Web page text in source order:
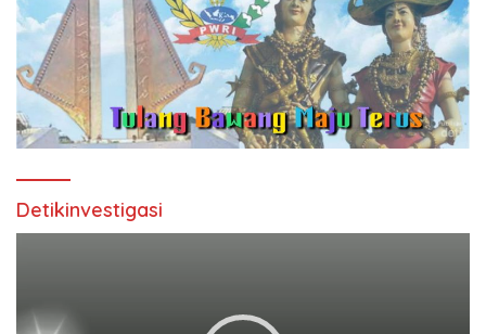
Detikinvestigasi